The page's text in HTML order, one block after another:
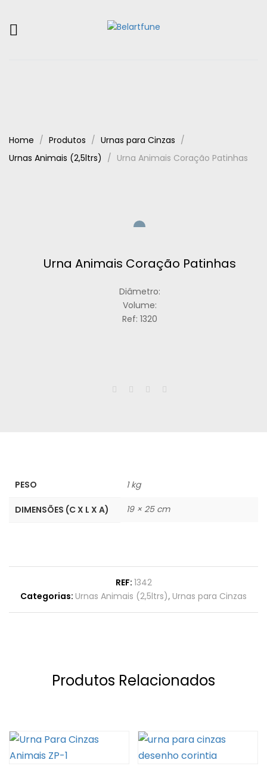
Home Produtos
Urnas para Cinzas
Urnas Animais (2,5ltrs)
Urna Animais Coração Patinhas
Urna Animais Coração Patinhas
Diâmetro:
Volume:
Ref: 1320
PESO 1 kg
DIMENSÕES (C X L X A) 19 × 25 cm
REF: 1342
Categorias: Urnas Animais (2,5ltrs), Urnas para Cinzas
Produtos Relacionados